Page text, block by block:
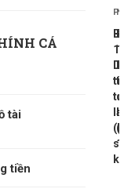
CÁ
tài
tiền
PREV
Bài
13:
tiền
lai
(Lãi
suất
kép)
Bài
15:
tiền
quy
hồi
1)